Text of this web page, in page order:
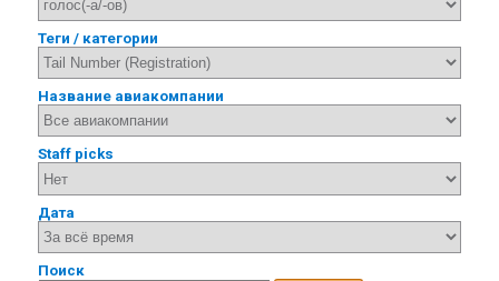
Теги / категории
Название авиакомпании
Staff picks
Дата
Поиск